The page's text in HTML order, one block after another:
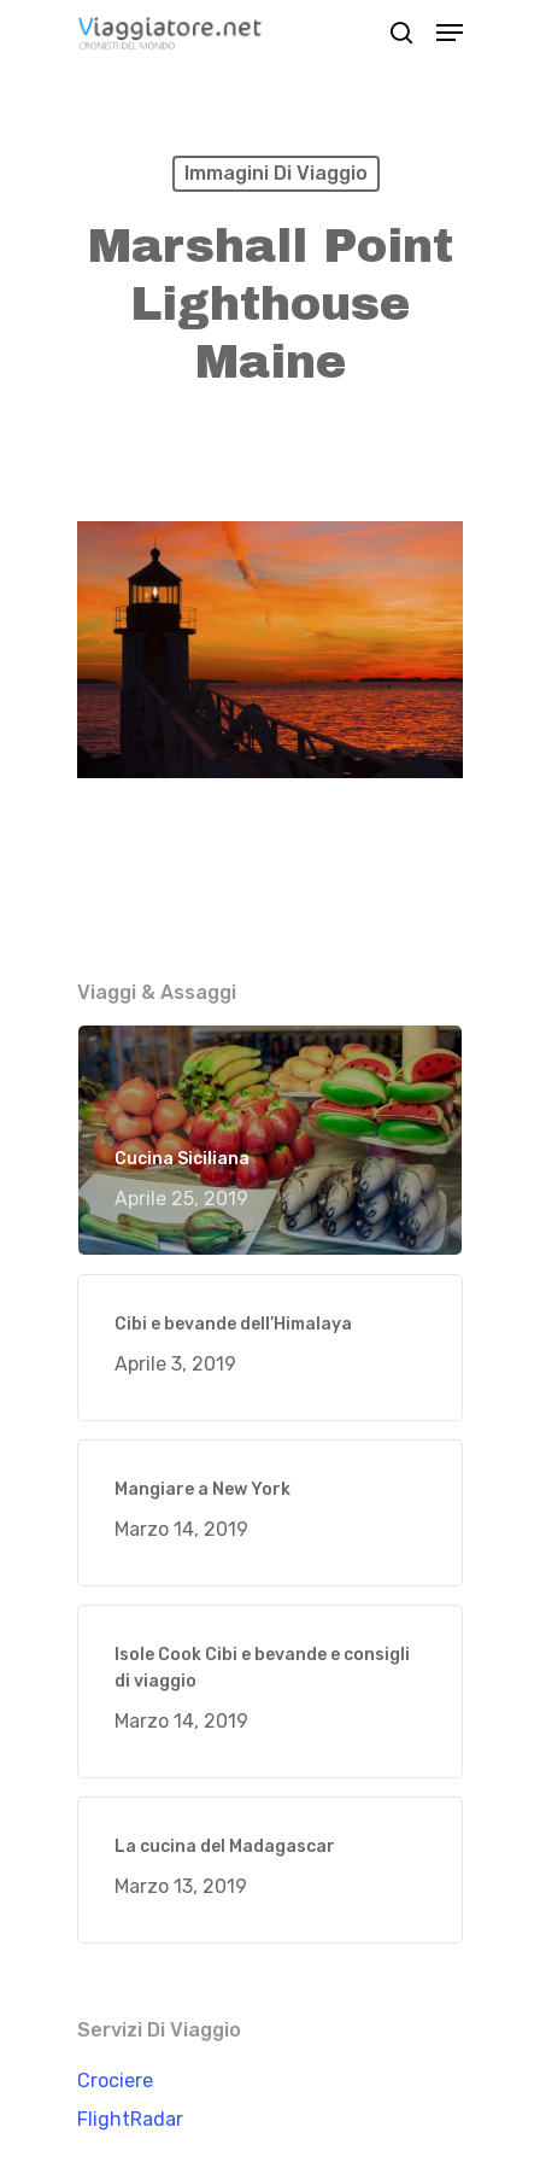
Menu
Immagini Di Viaggio
Marshall Point
Lighthouse
Maine
Viaggi & Assaggi
Cucina Siciliana
Aprile 25, 2019
Cibi e bevande dell’Himalaya
Aprile 3, 2019
Mangiare a New York
Marzo 14, 2019
Isole Cook Cibi e bevande e consigli
di viaggio
Marzo 14, 2019
La cucina del Madagascar
Marzo 13, 2019
Servizi Di Viaggio
Crociere
FlightRadar